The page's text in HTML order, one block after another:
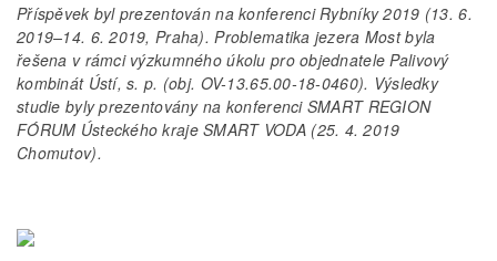
Příspěvek byl prezentován na konferenci Rybníky 2019 (13. 6.
2019–14. 6. 2019, Praha). Problematika jezera Most byla
řešena v rámci výzkumného úkolu pro objednatele Palivový
kombinát Ústí, s. p. (obj. OV-13.65.00-18-0460). Výsledky
studie byly prezentovány na konferenci SMART REGION
FÓRUM Ústeckého kraje SMART VODA (25. 4. 2019
Chomutov).